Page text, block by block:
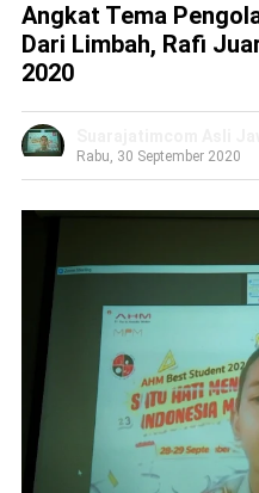
Angkat Tema
Dari Limbah, Rafi
2020
Rabu, 30 September 2020